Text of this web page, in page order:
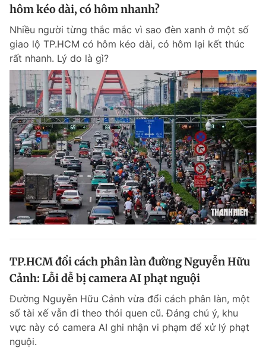
Đọc Thanh Niên trên điện thoại
Theo dõi báo trên
Hotline
0906 645 777
Liên hệ quảng cáo
0908 780 404
Đặt báo Quảng cáo RSS Tòa soạn Chính sách bảo
Phó tổng biên tập: Lâm Hiếu Dũng
Phó tổng biên tập: Trần Việt Hưng
Tổng thư ký tòa soạn: Đức Trung
Giấy phép xuất bản số 110/GP - BTTTT cấp ngày 24.3.2020
© 2003-2026 Bản quyền thuộc về Báo Thanh Niên. Cấm sao chép
dưới mọi hình thức nếu không có sự chấp thuận bằng văn bản.
Phát triển bởi ePi Technologies, JSC.
hôm kéo dài, có hôm nhanh?
Nhiều người từng thắc mắc vì sao đèn xanh ở một số
giao lộ TP.HCM có hôm kéo dài, có hôm lại kết thúc
rất nhanh. Lý do là gì?
TP.HCM đổi cách phân làn đường Nguyễn Hữu
Cảnh: Lỗi dễ bị camera AI phạt nguội
Đường Nguyễn Hữu Cảnh vừa đổi cách phân làn, một
số tài xế vẫn đi theo thói quen cũ. Đáng chú ý, khu
vực này có camera AI ghi nhận vi phạm để xử lý phạt
nguội.